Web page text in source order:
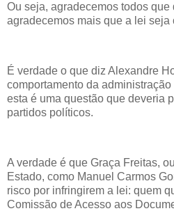
Ou seja, agradecemos todos
agradecemos mais que a lei seja
É verdade o que diz Alexandre
comportamento da
esta é uma questão que deveria
partidos políticos.
A verdade é que Graça Freitas,
Estado, como Manuel Carmos
risco por infringirem a lei: quem
Comissão de Acesso aos